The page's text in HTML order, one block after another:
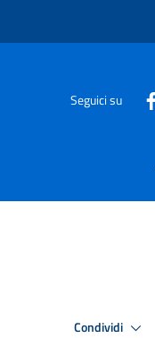
Seguici su
Condividi